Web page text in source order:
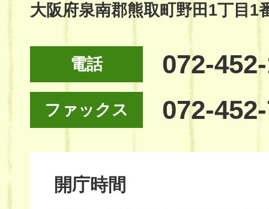
大阪府泉南郡熊取町野田1丁目1
電話 072-
ファックス 072-
開庁時間